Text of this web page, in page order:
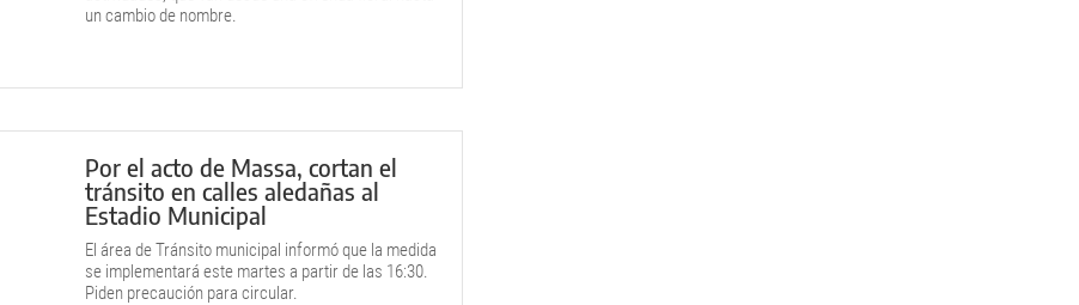
un cambio de nombre.
Por el acto de Massa, cortan el
tránsito en calles aledañas al
Estadio Municipal
El área de Tránsito municipal informó que la medida
se implementará este martes a partir de las 16:30.
Piden precaución para circular.